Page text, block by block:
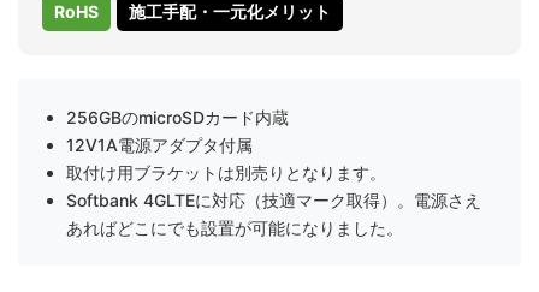
RoHS 施工手配・一元化メリット
256GBのmicroSDカード内蔵
12V1A電源アダプタ付属
取付け用ブラケットは別売りとなります。
Softbank 4GLTEに対応（技適マーク取得）。電源さえ
あればどこにでも設置が可能になりました。